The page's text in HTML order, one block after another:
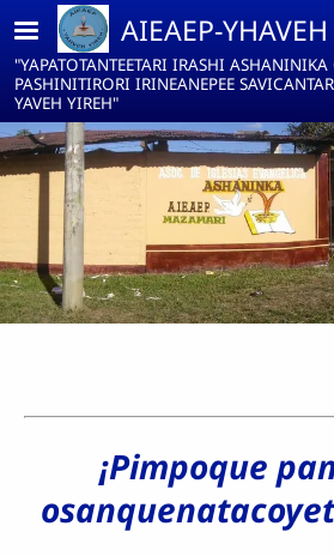
Pasar al contenido principal
AIEAEP-
"YAPATOTANTEETARI IRASHI ASHANINIKA
PASHINITIRORI IRINEANEPEE
YAVEH YIREH"
¡Pimpoque